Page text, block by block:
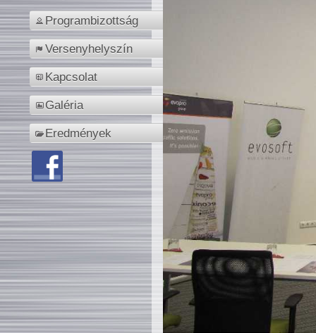
Programbizottság
Versenyhelyszín
Kapcsolat
Galéria
Eredmények